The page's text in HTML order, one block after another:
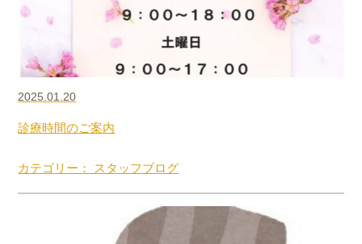
2025.01.20
診療時間のご案内
カテゴリー： スタッフブログ